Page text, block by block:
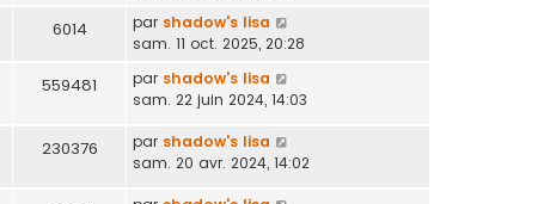
6014 par shadow's lisa
sam. 11 oct. 2025, 20:28
559481 par shadow's lisa
sam. 22 juin 2024, 14:03
230376 par shadow's lisa
sam. 20 avr. 2024, 14:02